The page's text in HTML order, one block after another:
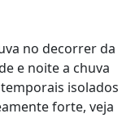
no decorrer da
e noite a chuva
isolados
forte, veja